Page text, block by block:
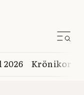
2026 Krönikor